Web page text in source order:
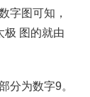
字图可知，
极 图的就由
分为数字9。